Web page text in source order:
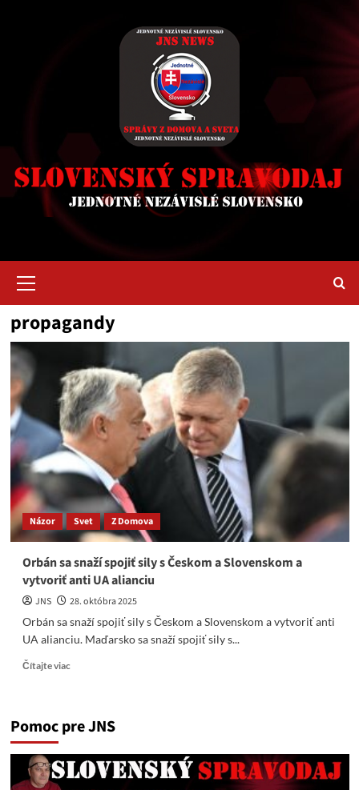
Menu
propagandy
Názor Svet Z Domova
Orbán sa snaží spojiť sily s Českom a Slovenskom a
vytvoriť anti UA alianciu
JNS
28. októbra 2025
Orbán sa snaží spojiť sily s Českom a Slovenskom a vytvoriť anti
UA alianciu. Maďarsko sa snaží spojiť sily s...
Čítajte viacRead
sa
spojiť
sily
Pomoc pre JNS